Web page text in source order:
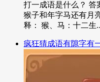
打一成语是什么？ 答
猴子和年字马还有月
释： 猴、马：十二生
疯狂猜成语有隙字有